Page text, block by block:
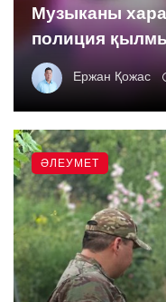
Музыканы
полиция
Ержан Қожас
ӘЛЕУМЕТ